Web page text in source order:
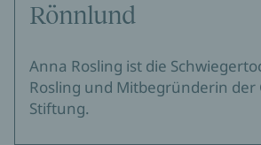
Rönnlund
Anna Rosling ist die
Rosling und Mitbegründerin der
Stiftung.